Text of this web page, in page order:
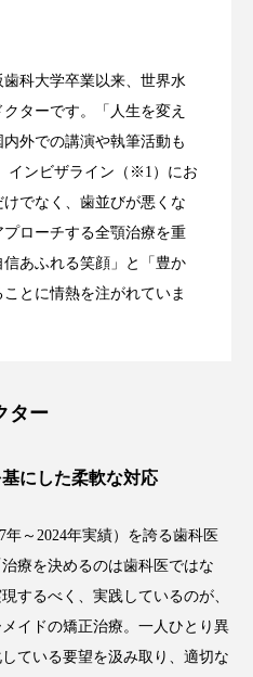
科大学卒業以来、世界水
ターです。「人生を変え
外での講演や執筆活動も
インビザライン（※1）にお
でなく、歯並びが悪くな
ローチする全顎治療を重
あふれる笑顔」と「豊か
とに情熱を注がれていま
ター
にした柔軟な対応
～2024年実績）を誇る歯科医
療を決めるのは歯科医ではな
するべく、実践しているのが、
イドの矯正治療。一人ひとり異
ている要望を汲み取り、適切な